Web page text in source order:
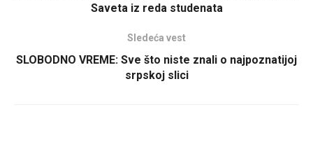
Saveta iz reda studenata
Sledeća vest
SLOBODNO VREME: Sve što niste znali o najpoznatijoj
srpskoj slici